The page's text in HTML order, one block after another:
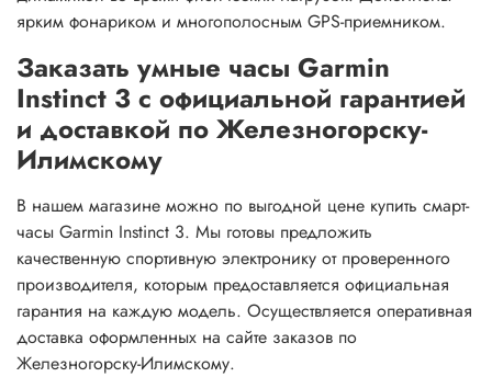
ярким фонариком и многополосным GPS-приемником.
Заказать умные часы Garmin
Instinct 3 с официальной гарантией
и доставкой по Железногорску-
Илимскому
В нашем магазине можно по выгодной цене купить смарт-
часы Garmin Instinct 3. Мы готовы предложить
качественную спортивную электронику от проверенного
производителя, которым предоставляется официальная
гарантия на каждую модель. Осуществляется оперативная
доставка оформленных на сайте заказов по
Железногорску-Илимскому.